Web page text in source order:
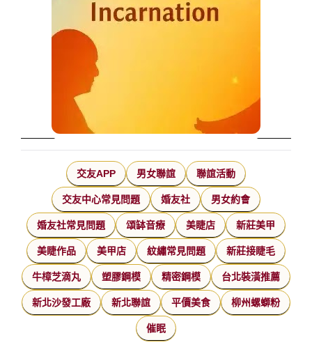
交友APP 男女聯誼 聯誼活動
交友中心常見問題 婚友社 男女約會
婚友社常見問題 頌缽音療 美睫店 新莊美甲
美睫作品 美甲店 紋繡常見問題 新莊接睫毛
牛樟芝滴丸 塑膠鋼模 精密鋼模 台北裝潢推薦
新北沙發工廠 新北聯誼 平價美食 柳州螺螄粉
催眠